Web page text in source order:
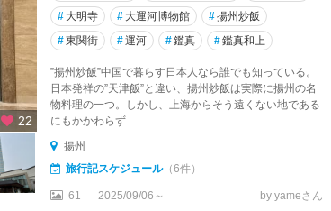
22
# 大明寺 # 大運河博物館 #揚州炒飯
#東関街 #運河 #鑑真 #鑑真和上
”揚州炒飯”中国で暮らす日本人なら誰でも知っている。
日本発祥の”天津飯”と違い、揚州炒飯は実際に揚州の名
物料理の一つ。しかし、上海からそう遠くない地である
にもかかわらず...
揚州
旅行記スケジュール（6件）
61 2025/09/06～ by yameさん